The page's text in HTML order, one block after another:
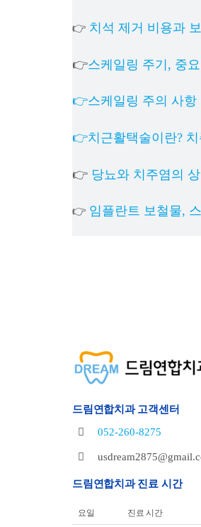
👉 치석 제거 비용과
👉스케일링 주기, 중
👉스케일링 주의 사항
👉치근활택술이란?
👉 당뇨와 치주염의
👉 임플란트 보철물,
드림연합치과 고객센터
052-260-8275
드림연합치과 진료 시간
요일 진료 시간